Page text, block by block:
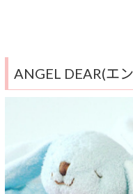
ANGEL DEAR(エ